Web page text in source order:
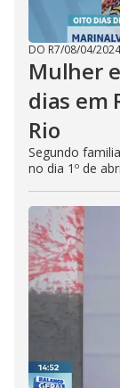
DO R7/08/04/2024
Mulher
dias em
Rio
Segundo
no dia 1º de